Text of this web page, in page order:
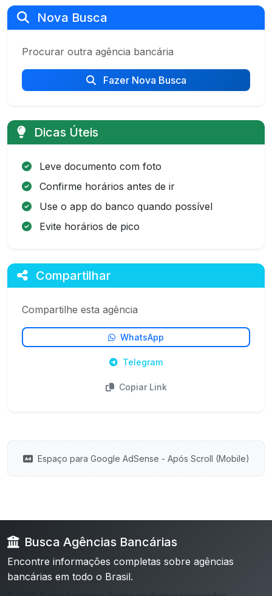
Nova Busca
Procurar outra agência bancária
Fazer Nova Busca
Dicas Úteis
Leve documento com foto
Confirme horários antes de ir
Use o app do banco quando possível
Evite horários de pico
Compartilhar
Compartilhe esta agência
WhatsApp
Telegram
Copiar Link
Espaço para Google AdSense - Após Scroll (Mobile)
Busca Agências Bancárias
Encontre informações completas sobre agências
bancárias em todo o Brasil.